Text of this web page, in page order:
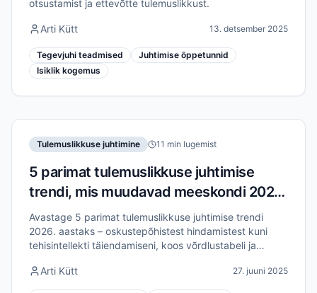
otsustamist ja ettevõtte tulemuslikkust.
Arti Kütt 13. detsember 2025
Tegevjuhi teadmised
Juhtimise õppetunnid
Isiklik kogemus
Tulemuslikkuse juhtimine 11 min lugemist
5 parimat tulemuslikkuse juhtimise
trendi, mis muudavad meeskondi 2026.
aastal
Avastage 5 parimat tulemuslikkuse juhtimise trendi
2026. aastaks – oskustepõhistest hindamistest kuni
tehisintellekti täiendamiseni, koos võrdlustabeli ja
Arti Kütt
27. juuni 2025